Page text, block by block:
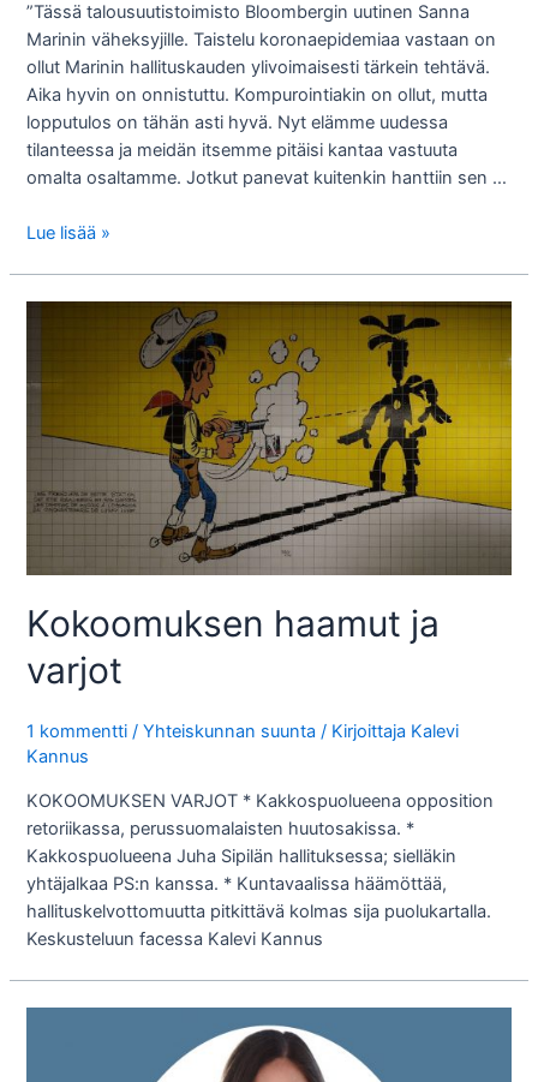
”Tässä talousuutistoimisto Bloombergin uutinen Sanna
Marinin väheksyjille. Taistelu koronaepidemiaa vastaan on
ollut Marinin hallituskauden ylivoimaisesti tärkein tehtävä.
Aika hyvin on onnistuttu. Kompurointiakin on ollut, mutta
lopputulos on tähän asti hyvä. Nyt elämme uudessa
tilanteessa ja meidän itsemme pitäisi kantaa vastuuta
omalta osaltamme. Jotkut panevat kuitenkin hanttiin sen …
Miespoliitikot
Lue lisää »
Kokoomuksen haamut ja
varjot
1 kommentti /Yhteiskunnan suunta / Kirjoittaja Kalevi
Kannus
KOKOOMUKSEN VARJOT * Kakkospuolueena opposition
retoriikassa, perussuomalaisten huutosakissa. *
Kakkospuolueena Juha Sipilän hallituksessa; sielläkin
yhtäjalkaa PS:n kanssa. * Kuntavaalissa häämöttää,
hallituskelvottomuutta pitkittävä kolmas sija puolukartalla.
Keskusteluun facessa Kalevi Kannus